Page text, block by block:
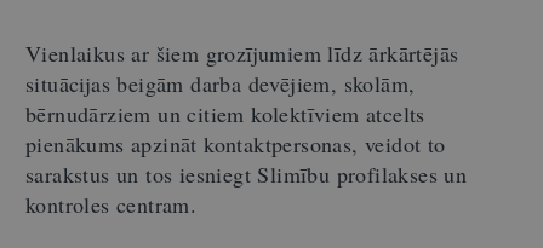
Vienlaikus ar šiem grozījumiem līdz ārkārtējās
situācijas beigām darba devējiem, skolām,
bērnudārziem un citiem kolektīviem atcelts
pienākums apzināt kontaktpersonas, veidot to
sarakstus un tos iesniegt Slimību profilakses un
kontroles centram.